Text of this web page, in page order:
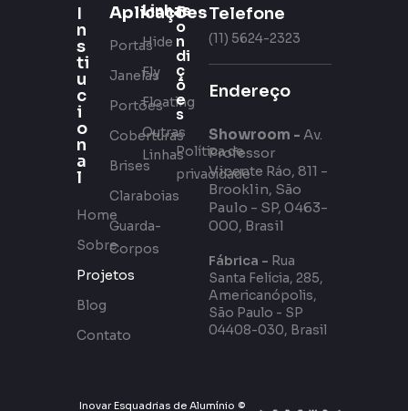
I
n
s
ti
u
c
i
o
n
a
l
Home
Sobre
Projetos
Blog
Contato
Aplicações
Portas
Janelas
Portões
Coberturas
Brises
Claraboias
Guarda-
Corpos
Linhas
Hide
Fly
Floating
Outras
Linhas
C
o
n
di
ç
õ
e
s
Política de
privacidade
Telefone
(11) 5624-2323
Endereço
Showroom - Av.
Professor
Vicente Ráo, 811 -
Brooklin, São
Paulo - SP, 0463-
000, Brasil
Fábrica - Rua
Santa Felícia, 285,
Americanópolis,
São Paulo - SP
04408-030, Brasil
Inovar Esquadrias de Alumínio ©